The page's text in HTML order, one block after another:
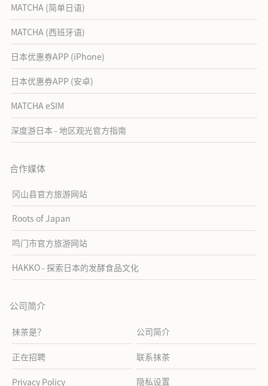
MATCHA (简单日语)
MATCHA (西班牙语)
日本优惠券APP (iPhone)
日本优惠券APP (安卓)
MATCHA eSIM
深度游日本 - 地区观光官方指南
合作媒体
冈山县官方旅游网站
Roots of Japan
鸣门市官方旅游网站
HAKKO - 探索日本的发酵食品文化
公司简介
抹茶是？ 公司简介
正在招聘 联系抹茶
Privacy Policy 隐私设置